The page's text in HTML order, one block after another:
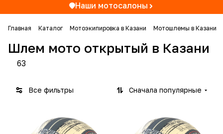
Наши мотосалоны
Главная Каталог Мотоэкипировка в Казани Мотошлемы в Казани
Шлем мото открытый в Казани
63
Все фильтры Сначала популярные